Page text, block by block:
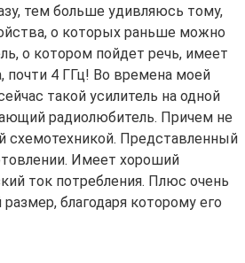
тем больше удивляюсь тому,
о которых раньше можно
о котором пойдет речь, имеет
почти 4 ГГц! Во времена моей
такой усилитель на одной
радиолюбитель. Причем не
Представленный
Имеет хороший
ток потребления. Плюс очень
благодаря которому его